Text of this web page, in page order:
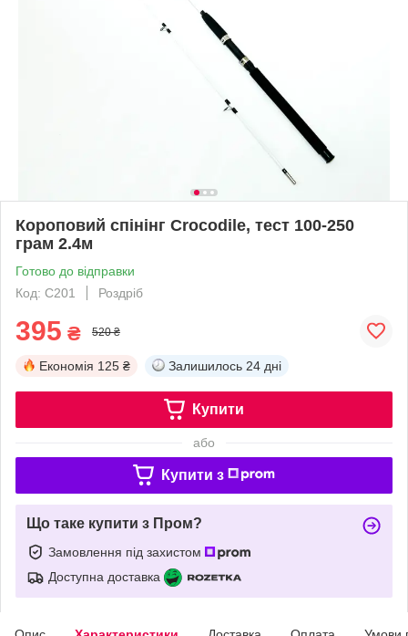
Короповий спінінг Crocodile, тест 100-250
грам 2.4м
Готово до відправки
Код: C201
Роздріб
395 ₴ 520 ₴
Економія 125 ₴ Залишилось 24 дні
Купити
або
Купити з
Що таке купити з Пром?
Замовлення під захистом
Доступна доставка